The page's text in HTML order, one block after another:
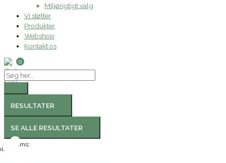
Miljørigtigt valg
Vi støtter
Produkter
Webshop
Kontakt os
0
RESULTATER
SE ALLE RESULTATER
Moms: